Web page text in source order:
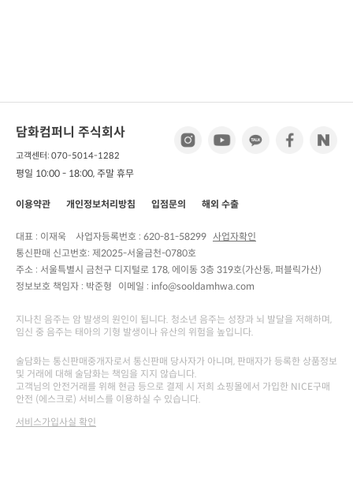
담화컴퍼니 주식회사
고객센터: 070-5014-1282
평일 10:00 - 18:00, 주말 휴무
이용약관 개인정보처리방침 입점문의 해외 수출
대표 : 이재욱 사업자등록번호 : 620-81-58299 사업자확인
통신판매 신고번호: 제2025-서울금천-0780호
주소 : 서울특별시 금천구 디지털로 178, 에이동 3층 319호(가산동, 퍼블릭가산)
정보보호 책임자 : 박준형 이메일 : info@sooldamhwa.com
지나친 음주는 암 발생의 원인이 됩니다. 청소년 음주는 성장과 뇌 발달을 저해하며,
임신 중 음주는 태아의 기형 발생이나 유산의 위험을 높입니다.
술담화는 통신판매중개자로서 통신판매 당사자가 아니며, 판매자가 등록한 상품정보
및 거래에 대해 술담화는 책임을 지지 않습니다.
고객님의 안전거래를 위해 현금 등으로 결제 시 저희 쇼핑몰에서 가입한 NICE구매
안전 (에스크로) 서비스를 이용하실 수 있습니다.
서비스가입사실 확인